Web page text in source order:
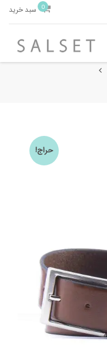
0 سبد خرید
حراج!